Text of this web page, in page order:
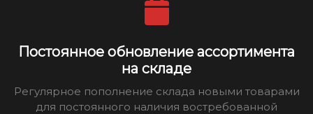
Постоянное обновление ассортимента
на складе
Регулярное пополнение склада новыми товарами
для постоянного наличия востребованной